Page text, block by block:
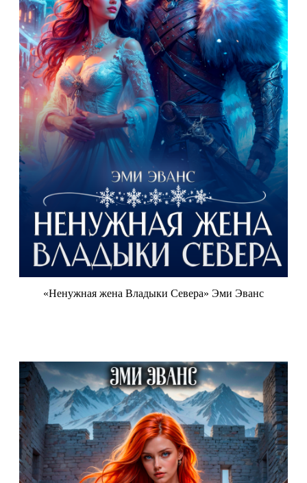
«Ненужная жена Владыки Севера» Эми Эванс